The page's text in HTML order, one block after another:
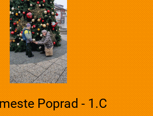
Poprad - 1.C